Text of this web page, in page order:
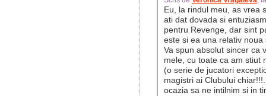
Eu, la rindul meu, as vrea
ati dat dovada si
pentru Revenge, dar sint
este si ea una relativ
Va spun absolut sincer ca
mele, cu toate ca am stiut
(o serie de jucatori
magistri ai Clubului
ocazia sa ne intilnim si in